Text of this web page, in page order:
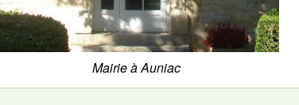
Mairie à Auniac